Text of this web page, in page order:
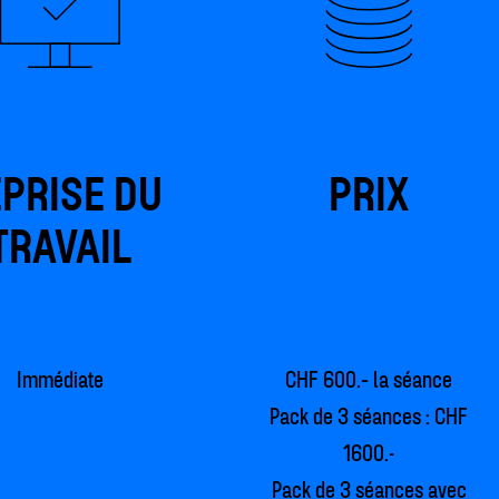
DU
Immédiate
PRIX
CHF 600.– la séance
Pack de 3 séances : CHF
1600.-
Pack de 3 séances avec